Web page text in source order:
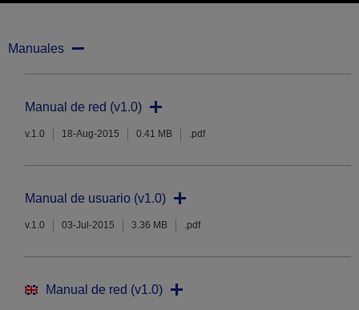
Manuales
Manual de red (v1.0)
v.1.0 18-Aug-2015 0.41 MB .pdf
Manual de usuario (v1.0)
v.1.0 03-Jul-2015 3.36 MB .pdf
Manual de red (v1.0)